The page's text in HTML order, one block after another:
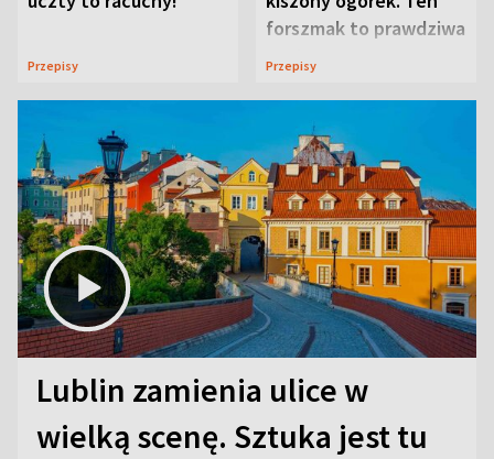
Przepisy
forszmak to prawdziwa
uczta
Przepisy
Lublin zamienia ulice w
wielką scenę. Sztuka jest tu